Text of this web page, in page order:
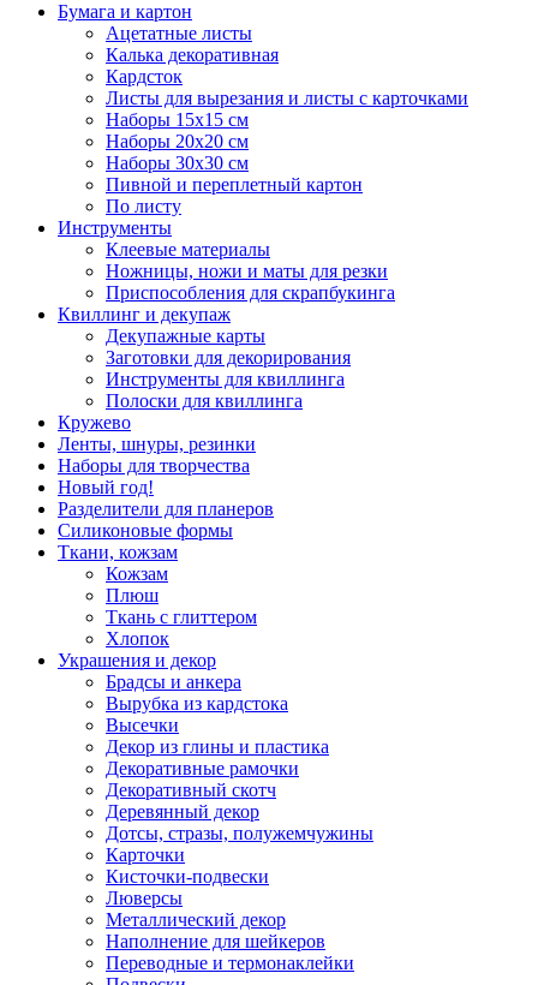
Бумага и картон
Ацетатные листы
Калька декоративная
Кардсток
Листы для вырезания и листы с карточками
Наборы 15х15 см
Наборы 20х20 см
Наборы 30х30 см
Пивной и переплетный картон
По листу
Инструменты
Клеевые материалы
Ножницы, ножи и маты для резки
Приспособления для скрапбукинга
Квиллинг и декупаж
Декупажные карты
Заготовки для декорирования
Инструменты для квиллинга
Полоски для квиллинга
Кружево
Ленты, шнуры, резинки
Наборы для творчества
Новый год!
Разделители для планеров
Силиконовые формы
Ткани, кожзам
Кожзам
Плюш
Ткань с глиттером
Хлопок
Украшения и декор
Брадсы и анкера
Вырубка из кардстока
Высечки
Декор из глины и пластика
Декоративные рамочки
Декоративный скотч
Деревянный декор
Дотсы, стразы, полужемчужины
Карточки
Кисточки-подвески
Люверсы
Металлический декор
Наполнение для шейкеров
Переводные и термонаклейки